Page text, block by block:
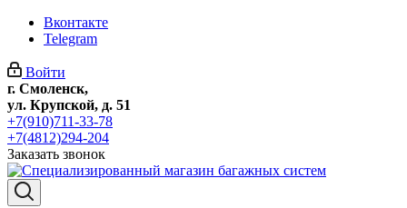
Вконтакте
Telegram
Войти
г. Смоленск,
ул. Крупской, д. 51
+7(910)711-33-78
+7(4812)294-204
Заказать звонок